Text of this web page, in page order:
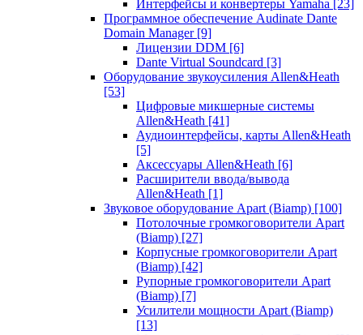
Интерфейсы и конвертеры Yamaha [23]
Программное обеспечение Audinate Dante
Domain Manager [9]
Лицензии DDM [6]
Dante Virtual Soundcard [3]
Оборудование звукоусиления Allen&Heath
[53]
Цифровые микшерные системы
Allen&Heath [41]
Аудиоинтерфейсы, карты Allen&Heath
[5]
Аксессуары Allen&Heath [6]
Расширители ввода/вывода
Allen&Heath [1]
Звуковое оборудование Apart (Biamp) [100]
Потолочные громкоговорители Apart
(Biamp) [27]
Корпусные громкоговорители Apart
(Biamp) [42]
Рупорные громкоговорители Apart
(Biamp) [7]
Усилители мощности Apart (Biamp)
[13]